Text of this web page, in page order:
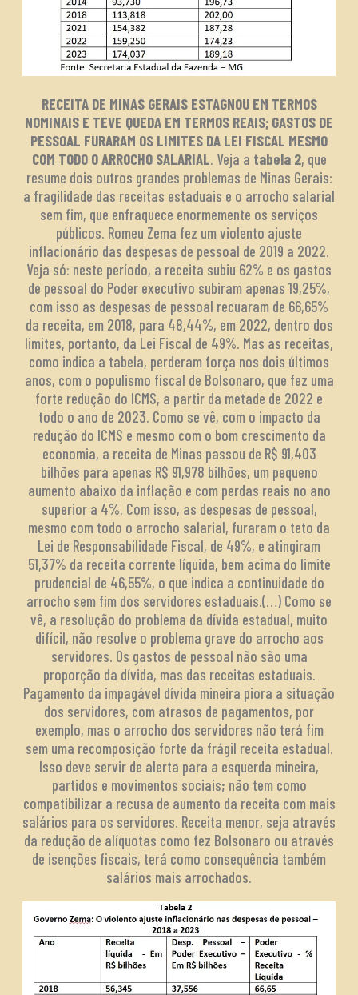
RECEITA DE MINAS GERAIS ESTAGNOU EM TERMOS
NOMINAIS E TEVE QUEDA EM TERMOS REAIS; GASTOS DE
PESSOAL FURARAM OS LIMITES DA LEI FISCAL MESMO
COM TODO O ARROCHO SALARIAL. Veja a tabela 2, que
resume dois outros grandes problemas de Minas Gerais:
a fragilidade das receitas estaduais e o arrocho salarial
sem fim, que enfraquece enormemente os serviços
públicos. Romeu Zema fez um violento ajuste
inflacionário das despesas de pessoal de 2019 a 2022.
Veja só: neste período, a receita subiu 62% e os gastos
de pessoal do Poder executivo subiram apenas 19,25%,
com isso as despesas de pessoal recuaram de 66,65%
da receita, em 2018, para 48,44%, em 2022, dentro dos
limites, portanto, da Lei Fiscal de 49%. Mas as receitas,
como indica a tabela, perderam força nos dois últimos
anos, com o populismo fiscal de Bolsonaro, que fez uma
forte redução do ICMS, a partir da metade de 2022 e
todo o ano de 2023. Como se vê, com o impacto da
redução do ICMS e mesmo com o bom crescimento da
economia, a receita de Minas passou de R$ 91,403
bilhões para apenas R$ 91,978 bilhões, um pequeno
aumento abaixo da inflação e com perdas reais no ano
superior a 4%. Com isso, as despesas de pessoal,
mesmo com todo o arrocho salarial, furaram o teto da
Lei de Responsabilidade Fiscal, de 49%, e atingiram
51,37% da receita corrente líquida, bem acima do limite
prudencial de 46,55%, o que indica a continuidade do
arrocho sem fim dos servidores estaduais.(…) Como se
vê, a resolução do problema da dívida estadual, muito
difícil, não resolve o problema grave do arrocho aos
servidores. Os gastos de pessoal não são uma
proporção da dívida, mas das receitas estaduais.
Pagamento da impagável dívida mineira piora a situação
dos servidores, com atrasos de pagamentos, por
exemplo, mas o arrocho dos servidores não terá fim
sem uma recomposição forte da frágil receita estadual.
Isso deve servir de alerta para a esquerda mineira,
partidos e movimentos sociais; não tem como
compatibilizar a recusa de aumento da receita com mais
salários para os servidores. Receita menor, seja através
da redução de alíquotas como fez Bolsonaro ou através
de isenções fiscais, terá como consequência também
salários mais arrochados.